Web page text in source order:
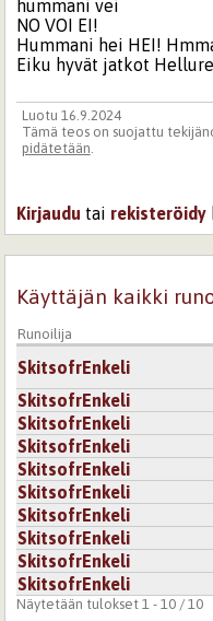
hummani vei
NO VOI EI!
Hummani hei HEI!
Eiku hyvät jatkot
Luotu 16.9.2024
Tämä teos on suojattu
pidätetään.
Kirjaudu tai rekisteröidy
Käyttäjän kaikki
Runoilija
SkitsofrEnkeli
SkitsofrEnkeli
SkitsofrEnkeli
SkitsofrEnkeli
SkitsofrEnkeli
SkitsofrEnkeli
SkitsofrEnkeli
SkitsofrEnkeli
SkitsofrEnkeli
SkitsofrEnkeli
Näytetään tulokset 1 - 10 / 10